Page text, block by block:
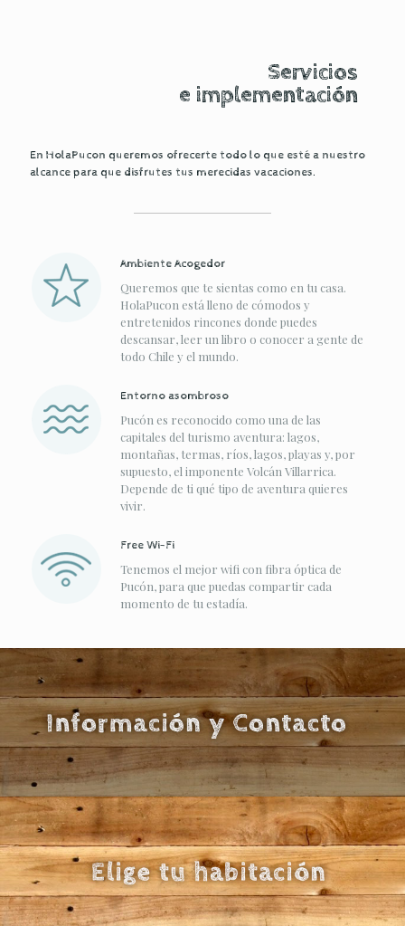
Servicios
e implementación
En HolaPucon queremos ofrecerte todo lo que esté a nuestro
alcance para que disfrutes tus merecidas vacaciones.
Ambiente Acogedor
Queremos que te sientas como en tu casa.
HolaPucon está lleno de cómodos y
entretenidos rincones donde puedes
descansar, leer un libro o conocer a gente de
todo Chile y el mundo.
Entorno asombroso
Pucón es reconocido como una de las
capitales del turismo aventura: lagos,
montañas, termas, ríos, lagos, playas y, por
supuesto, el imponente Volcán Villarrica.
Depende de ti qué tipo de aventura quieres
vivir.
Free Wi-Fi
Tenemos el mejor wifi con fibra óptica de
Pucón, para que puedas compartir cada
momento de tu estadía.